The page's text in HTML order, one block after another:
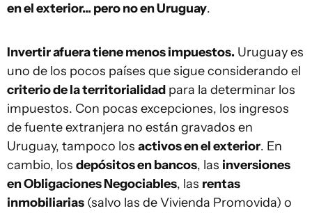
en el exterior... pero no en Uruguay.
Invertir afuera tiene menos impuestos. Uruguay es
uno de los pocos países que sigue considerando el
criterio de la territorialidad para la determinar los
impuestos. Con pocas excepciones, los ingresos
de fuente extranjera no están gravados en
Uruguay, tampoco los activos en el exterior. En
cambio, los depósitos en bancos, las inversiones
en Obligaciones Negociables, las rentas
inmobiliarias (salvo las de Vivienda Promovida) o